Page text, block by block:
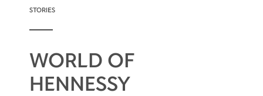
STORIES
WORLD OF
HENNESSY